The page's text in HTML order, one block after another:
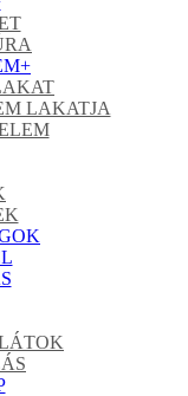
+
LAKATJA